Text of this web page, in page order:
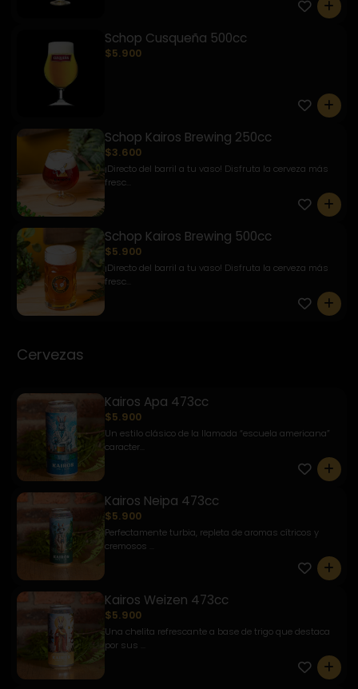
0
Schop Cusqueña 500cc
$5.900
0
Schop Kairos Brewing 250cc
$3.600
¡Directo del barril a tu vaso! Disfruta la cerveza más
fresc...
0
Schop Kairos Brewing 500cc
$5.900
¡Directo del barril a tu vaso! Disfruta la cerveza más
fresc...
0
Cervezas
Kairos Apa 473cc
$5.900
Un estilo clásico de la llamada “escuela americana”
caracter...
0
Kairos Neipa 473cc
$5.900
Perfectamente turbia, repleta de aromas cítricos y
cremosos ...
0
Kairos Weizen 473cc
$5.900
Una chelita refrescante a base de trigo que destaca
por sus ...
0